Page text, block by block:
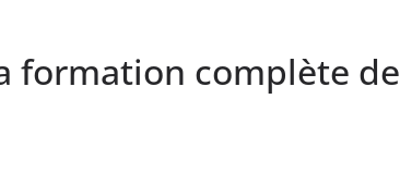
formation complète de